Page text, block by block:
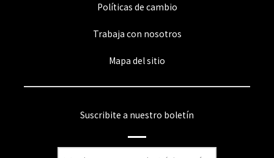
Políticas de cambio
Trabaja con nosotros
Mapa del sitio
Suscribite a nuestro boletín